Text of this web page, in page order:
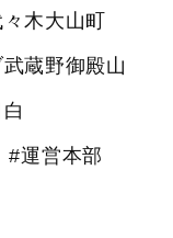
木大山町
蔵野御殿山
#運営本部